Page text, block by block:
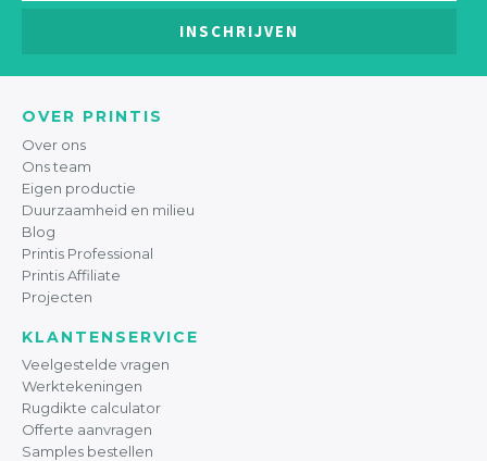
INSCHRIJVEN
OVER PRINTIS
Over ons
Ons team
Eigen productie
Duurzaamheid en milieu
Blog
Printis Professional
Printis Affiliate
Projecten
KLANTENSERVICE
Veelgestelde vragen
Werktekeningen
Rugdikte calculator
Offerte aanvragen
Samples bestellen